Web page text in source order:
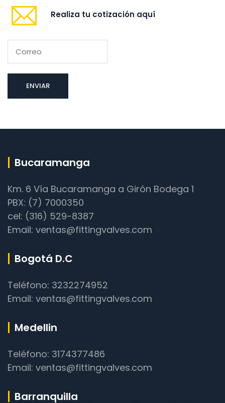
Realiza tu cotización aquí
Bucaramanga
Km. 6 Vía Bucaramanga a Girón Bodega 1
PBX: (7) 7000350
cel: (316) 529-8387
Email: ventas@fittingvalves.com
Bogotá D.C
Teléfono: 3232274952
Email: ventas@fittingvalves.com
Medellin
Teléfono: 3174377486
Email: ventas@fittingvalves.com
Barranquilla